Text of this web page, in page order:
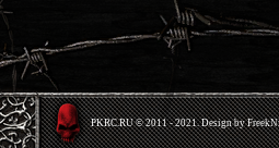
PKRС.RU © 2011 - 2021. Design by